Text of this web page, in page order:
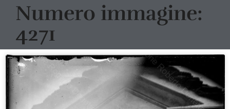
Numero immagine:
4271